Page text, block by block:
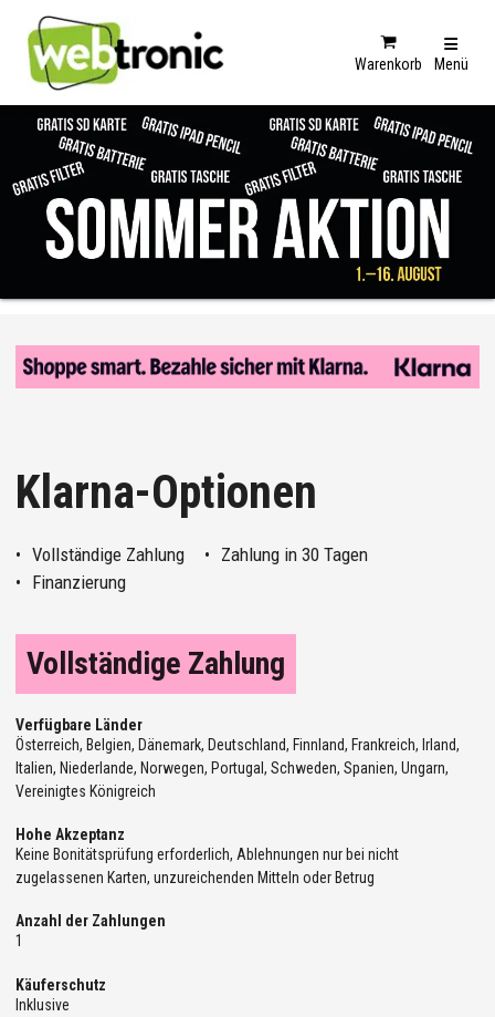
Warenkorb Menü
Klarna-Optionen
Vollständige Zahlung
Zahlung in 30 Tagen
Finanzierung
Vollständige Zahlung
Verfügbare Länder
Österreich, Belgien, Dänemark, Deutschland, Finnland, Frankreich, Irland,
Italien, Niederlande, Norwegen, Portugal, Schweden, Spanien, Ungarn,
Vereinigtes Königreich
Hohe Akzeptanz
Keine Bonitätsprüfung erforderlich, Ablehnungen nur bei nicht
zugelassenen Karten, unzureichenden Mitteln oder Betrug
Anzahl der Zahlungen
1
Käuferschutz
Inklusive